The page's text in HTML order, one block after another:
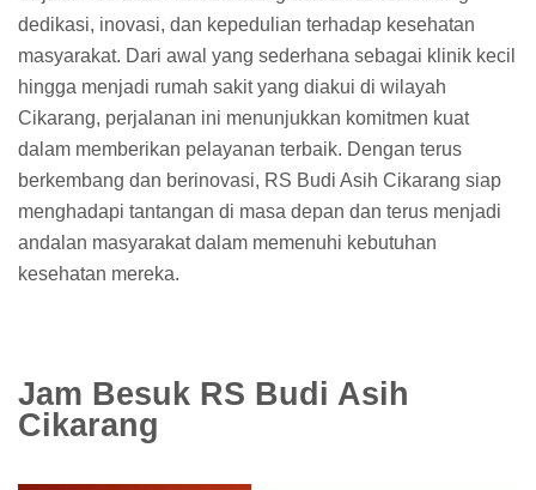
dedikasi, inovasi, dan kepedulian terhadap kesehatan
masyarakat. Dari awal yang sederhana sebagai klinik kecil
hingga menjadi rumah sakit yang diakui di wilayah
Cikarang, perjalanan ini menunjukkan komitmen kuat
dalam memberikan pelayanan terbaik. Dengan terus
berkembang dan berinovasi, RS Budi Asih Cikarang siap
menghadapi tantangan di masa depan dan terus menjadi
andalan masyarakat dalam memenuhi kebutuhan
kesehatan mereka.
Jam Besuk RS Budi Asih
Cikarang